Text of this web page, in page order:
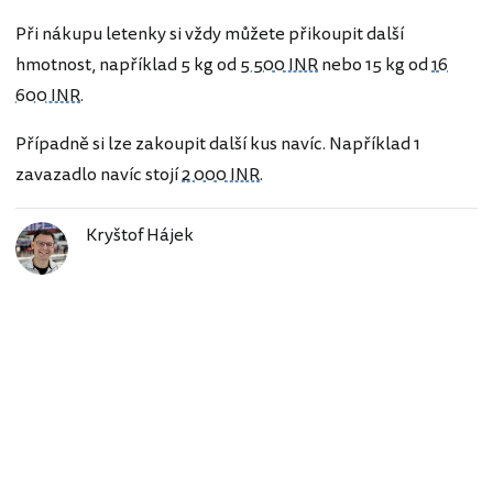
Při nákupu letenky si vždy můžete přikoupit další
hmotnost, například 5 kg od5 500 INRnebo 15 kg od16
600 INR.
Případně si lze zakoupit další kus navíc. Například 1
zavazadlo navíc stojí2 000 INR.
Kryštof Hájek